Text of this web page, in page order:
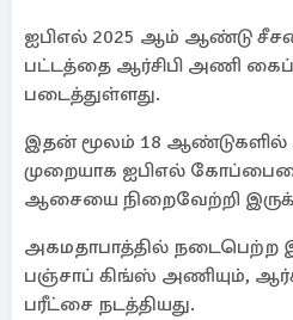
ஐபிஎல் 2025 ஆம் ஆண்டு
பட்டத்தை ஆர்சிபி அணி
படைத்துள்ளது.
இதன் மூலம் 18 ஆண்டுகளில்
முறையாக ஐபிஎல்
ஆசையை நிறைவேற்றி
அகமதாபாத்தில் நடைபெற்ற
பஞ்சாப் கிங்ஸ் அணியும்,
பரீட்சை நடத்தியது.